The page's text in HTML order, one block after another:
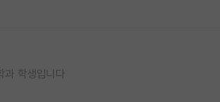
학생입니다